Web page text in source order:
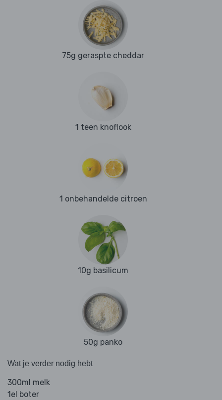
75g geraspte cheddar
1 teen knoflook
1 onbehandelde citroen
10g basilicum
50g panko
Wat je verder nodig hebt
300ml melk
1el boter